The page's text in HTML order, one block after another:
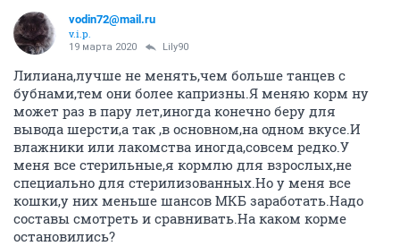
vodin72@mail.ru
v.i.p.
19 марта 2020 Lily90
Лилиана,лучше не менять,чем больше танцев с
бубнами,тем они более капризны.Я меняю корм ну
может раз в пару лет,иногда конечно беру для
вывода шерсти,а так ,в основном,на одном вкусе.И
влажники или лакомства иногда,совсем редко.У
меня все стерильные,я кормлю для взрослых,не
специально для стерилизованных.Но у меня все
кошки,у них меньше шансов МКБ заработать.Надо
составы смотреть и сравнивать.На каком корме
остановились?